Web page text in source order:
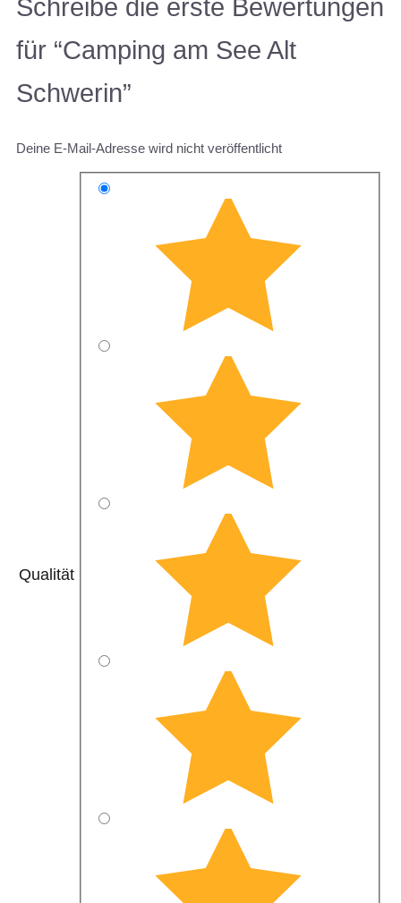
Schreibe die erste Bewertungen
für “Camping am See Alt
Schwerin”
Deine E-Mail-Adresse wird nicht veröffentlicht
Qualität